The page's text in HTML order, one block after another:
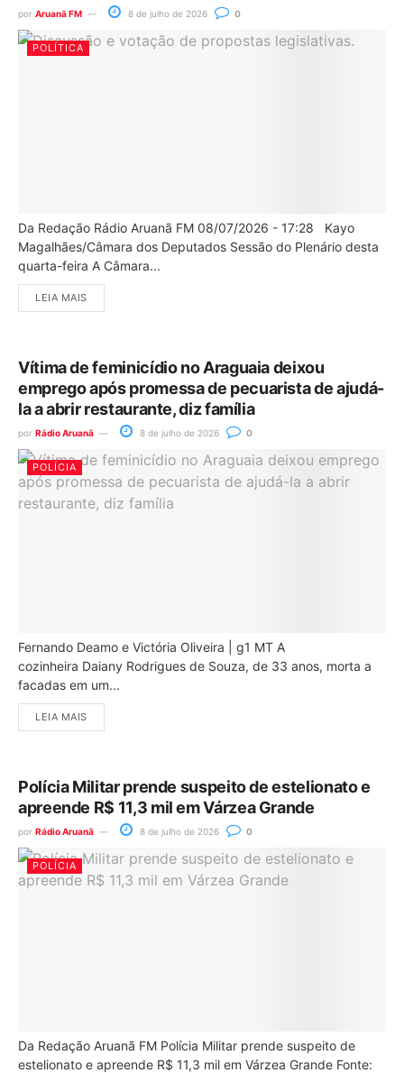
por Aruanã FM 8 de julho de 2026 0
POLÍTICA
Da Redação Rádio Aruanã FM 08/07/2026 - 17:28 Kayo
Magalhães/Câmara dos Deputados Sessão do Plenário desta
quarta-feira A Câmara...
LEIA MAIS
Vítima de feminicídio no Araguaia deixou
emprego após promessa de pecuarista de ajudá-
la a abrir restaurante, diz família
por Rádio Aruanã 8 de julho de 2026 0
POLÍCIA
Fernando Deamo e Victória Oliveira | g1 MT A
cozinheira Daiany Rodrigues de Souza, de 33 anos, morta a
facadas em um...
LEIA MAIS
Polícia Militar prende suspeito de estelionato e
apreende R$ 11,3 mil em Várzea Grande
por Rádio Aruanã 8 de julho de 2026 0
POLÍCIA
Da Redação Aruanã FM Polícia Militar prende suspeito de
estelionato e apreende R$ 11,3 mil em Várzea Grande Fonte: